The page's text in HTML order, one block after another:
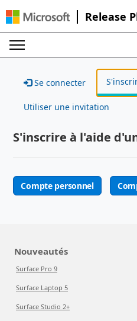
Release
Se connecter
Utiliser une invitation
S'inscrire à l'aide
Compte personnel
Nouveautés
Surface Pro 9
Surface Laptop 5
Surface Studio 2+